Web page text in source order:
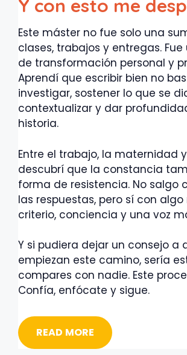
Y con esto me
Este máster no fue solo una
clases, trabajos y entregas.
de transformación personal y
Aprendí que escribir bien no
investigar, sostener lo que se
contextualizar y dar
historia.
Entre el trabajo, la maternidad
descubrí que la constancia
forma de resistencia. No salgo
las respuestas, pero sí con
criterio, conciencia y una voz
Y si pudiera dejar un consejo a
empiezan este camino, sería
compares con nadie. Este
Confía, enfócate y sigue.
READ MORE